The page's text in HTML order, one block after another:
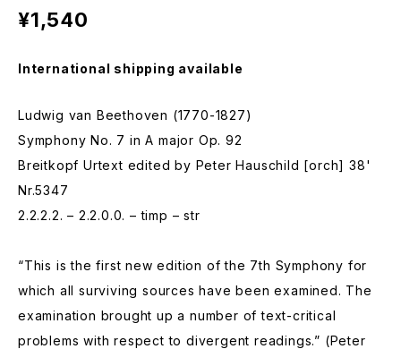
¥1,540
International shipping available
Ludwig van Beethoven (1770-1827)
Symphony No. 7 in A major Op. 92
Breitkopf Urtext edited by Peter Hauschild [orch] 38'
Nr.5347
2.2.2.2. – 2.2.0.0. – timp – str
“This is the first new edition of the 7th Symphony for
which all surviving sources have been examined. The
examination brought up a number of text-critical
problems with respect to divergent readings.” (Peter